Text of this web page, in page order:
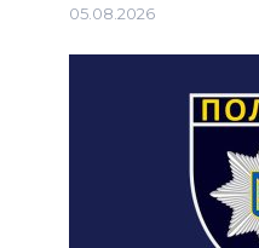
05.08.2026